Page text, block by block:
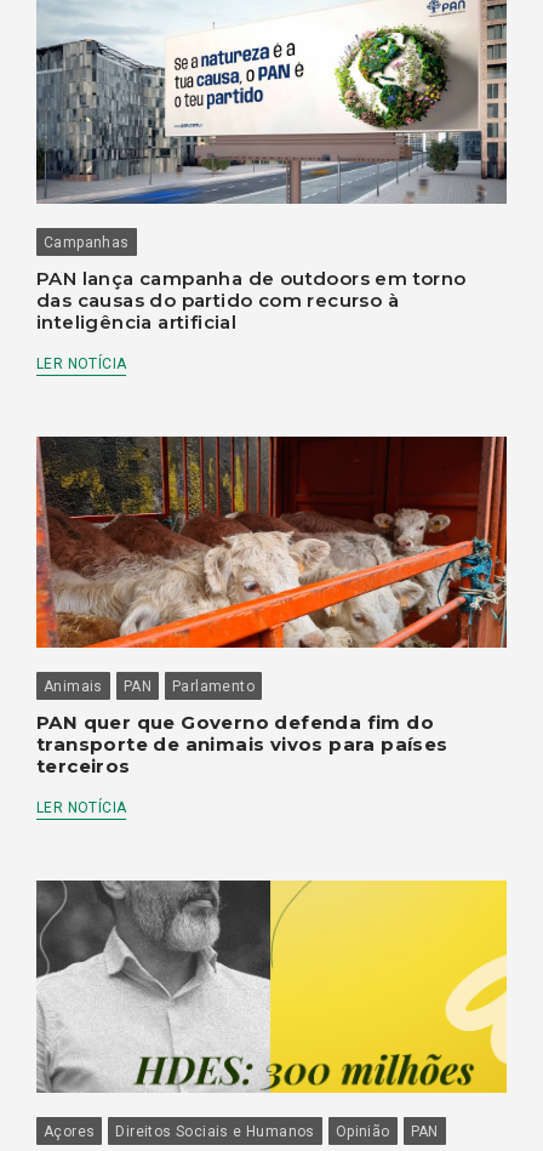
Campanhas
PAN lança campanha de outdoors em torno
das causas do partido com recurso à
inteligência artificial
LER NOTÍCIA
Animais PAN Parlamento
PAN quer que Governo defenda fim do
transporte de animais vivos para países
terceiros
LER NOTÍCIA
Açores Direitos Sociais e Humanos Opinião
PAN